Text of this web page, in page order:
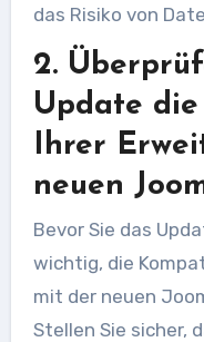
das Risiko von
2.
Update
Ihrer
neuen
Bevor Sie das
wichtig, die
mit der neuen
Stellen Sie sicher,